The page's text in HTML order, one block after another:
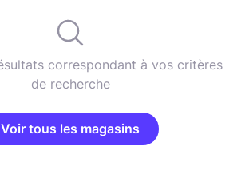
correspondant à vos critères
de recherche
Voir tous les magasins